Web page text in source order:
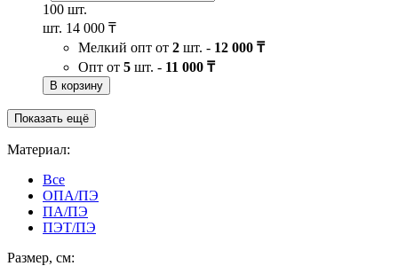
100 шт.
шт. 14 000 ₸
Мелкий опт от 2 шт. - 12 000 ₸
Опт от 5 шт. - 11 000 ₸
В корзину
Показать ещё
Материал:
Все
ОПА/ПЭ
ПА/ПЭ
ПЭТ/ПЭ
Размер, см: